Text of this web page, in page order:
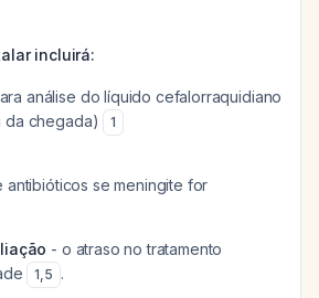
incluirá:
análise do líquido cefalorraquidiano
da chegada)
1
antibióticos se meningite for
- o atraso no tratamento
1,5 .